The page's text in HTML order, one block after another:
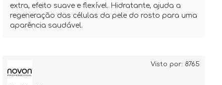
extra, efeito suave e flexível. Hidratante, ajuda a
regeneração das células da pele do rosto para uma
aparência saudável.
Visto por: 8765